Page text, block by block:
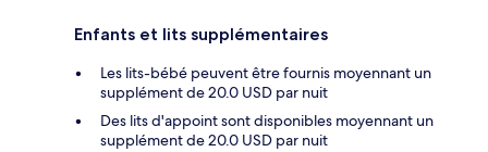
Enfants et lits supplémentaires
Les lits-bébé peuvent être fournis moyennant un
supplément de 20.0 USD par nuit
Des lits d'appoint sont disponibles moyennant un
supplément de 20.0 USD par nuit